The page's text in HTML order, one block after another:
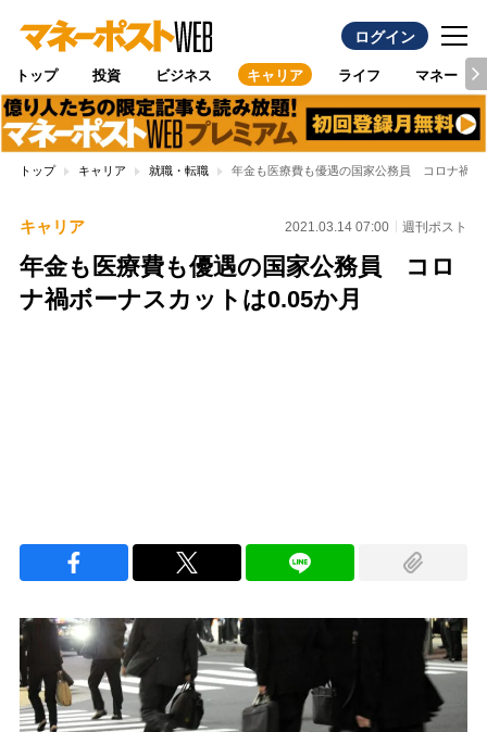
ログイン
トップ 投資 ビジネス キャリア ライフ マネー
トップ キャリア 就職・転職 年金も医療費も優遇の国家公務員 コロナ禍ボ
キャリア 2021.03.14 07:00 週刊ポスト
年金も医療費も優遇の国家公務員 コロ
ナ禍ボーナスカットは0.05か月